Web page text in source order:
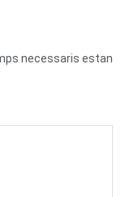
necessaris estan